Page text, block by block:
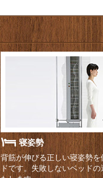
寝姿勢
背筋が伸びる正しい寝姿勢
ドです。失敗しないベッド